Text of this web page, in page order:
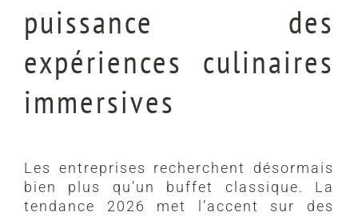
puissance des
expériences culinaires
immersives
Les entreprises recherchent désormais
bien plus qu’un buffet classique. La
tendance 2026 met l’accent sur des